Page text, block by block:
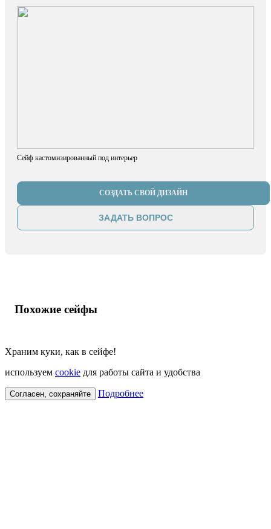
Сейф кастомизированный под интерьер
СОЗДАТЬ СВОЙ ДИЗАЙН
ЗАДАТЬ ВОПРОС
Похожие сейфы
Храним куки, как в сейфе!
используем cookie для работы сайта и удобства
Согласен, сохраняйте Подробнее